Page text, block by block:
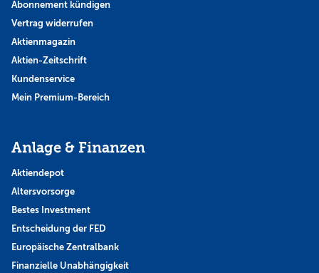
Abonnement kündigen
Vertrag widerrufen
Aktienmagazin
Aktien-Zeitschrift
Kundenservice
Mein Premium-Bereich
Anlage & Finanzen
Aktiendepot
Altersvorsorge
Bestes Investment
Entscheidung der FED
Europäische Zentralbank
Finanzielle Unabhängigkeit